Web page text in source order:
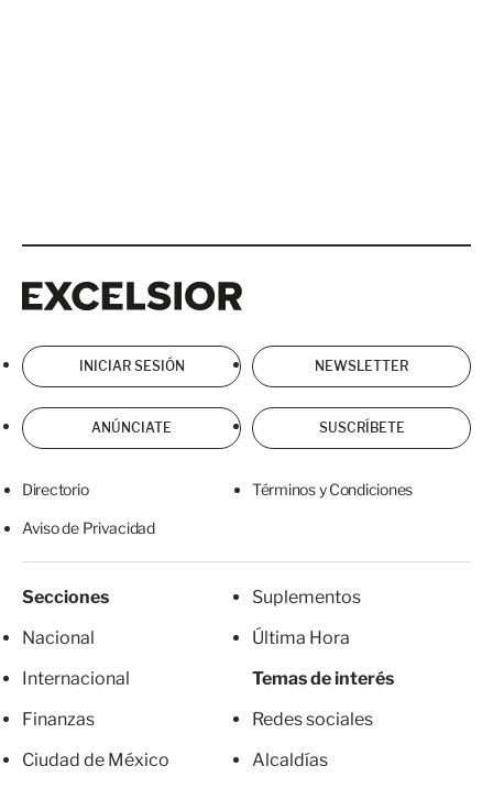
INICIAR SESIÓN NEWSLETTER
ANÚNCIATE SUSCRÍBETE
Directorio Términos y Condiciones
Aviso de Privacidad
Secciones
Nacional
Internacional
Finanzas
Ciudad de México
Suplementos
Última Hora
Temas de interés
Redes sociales
Alcaldías